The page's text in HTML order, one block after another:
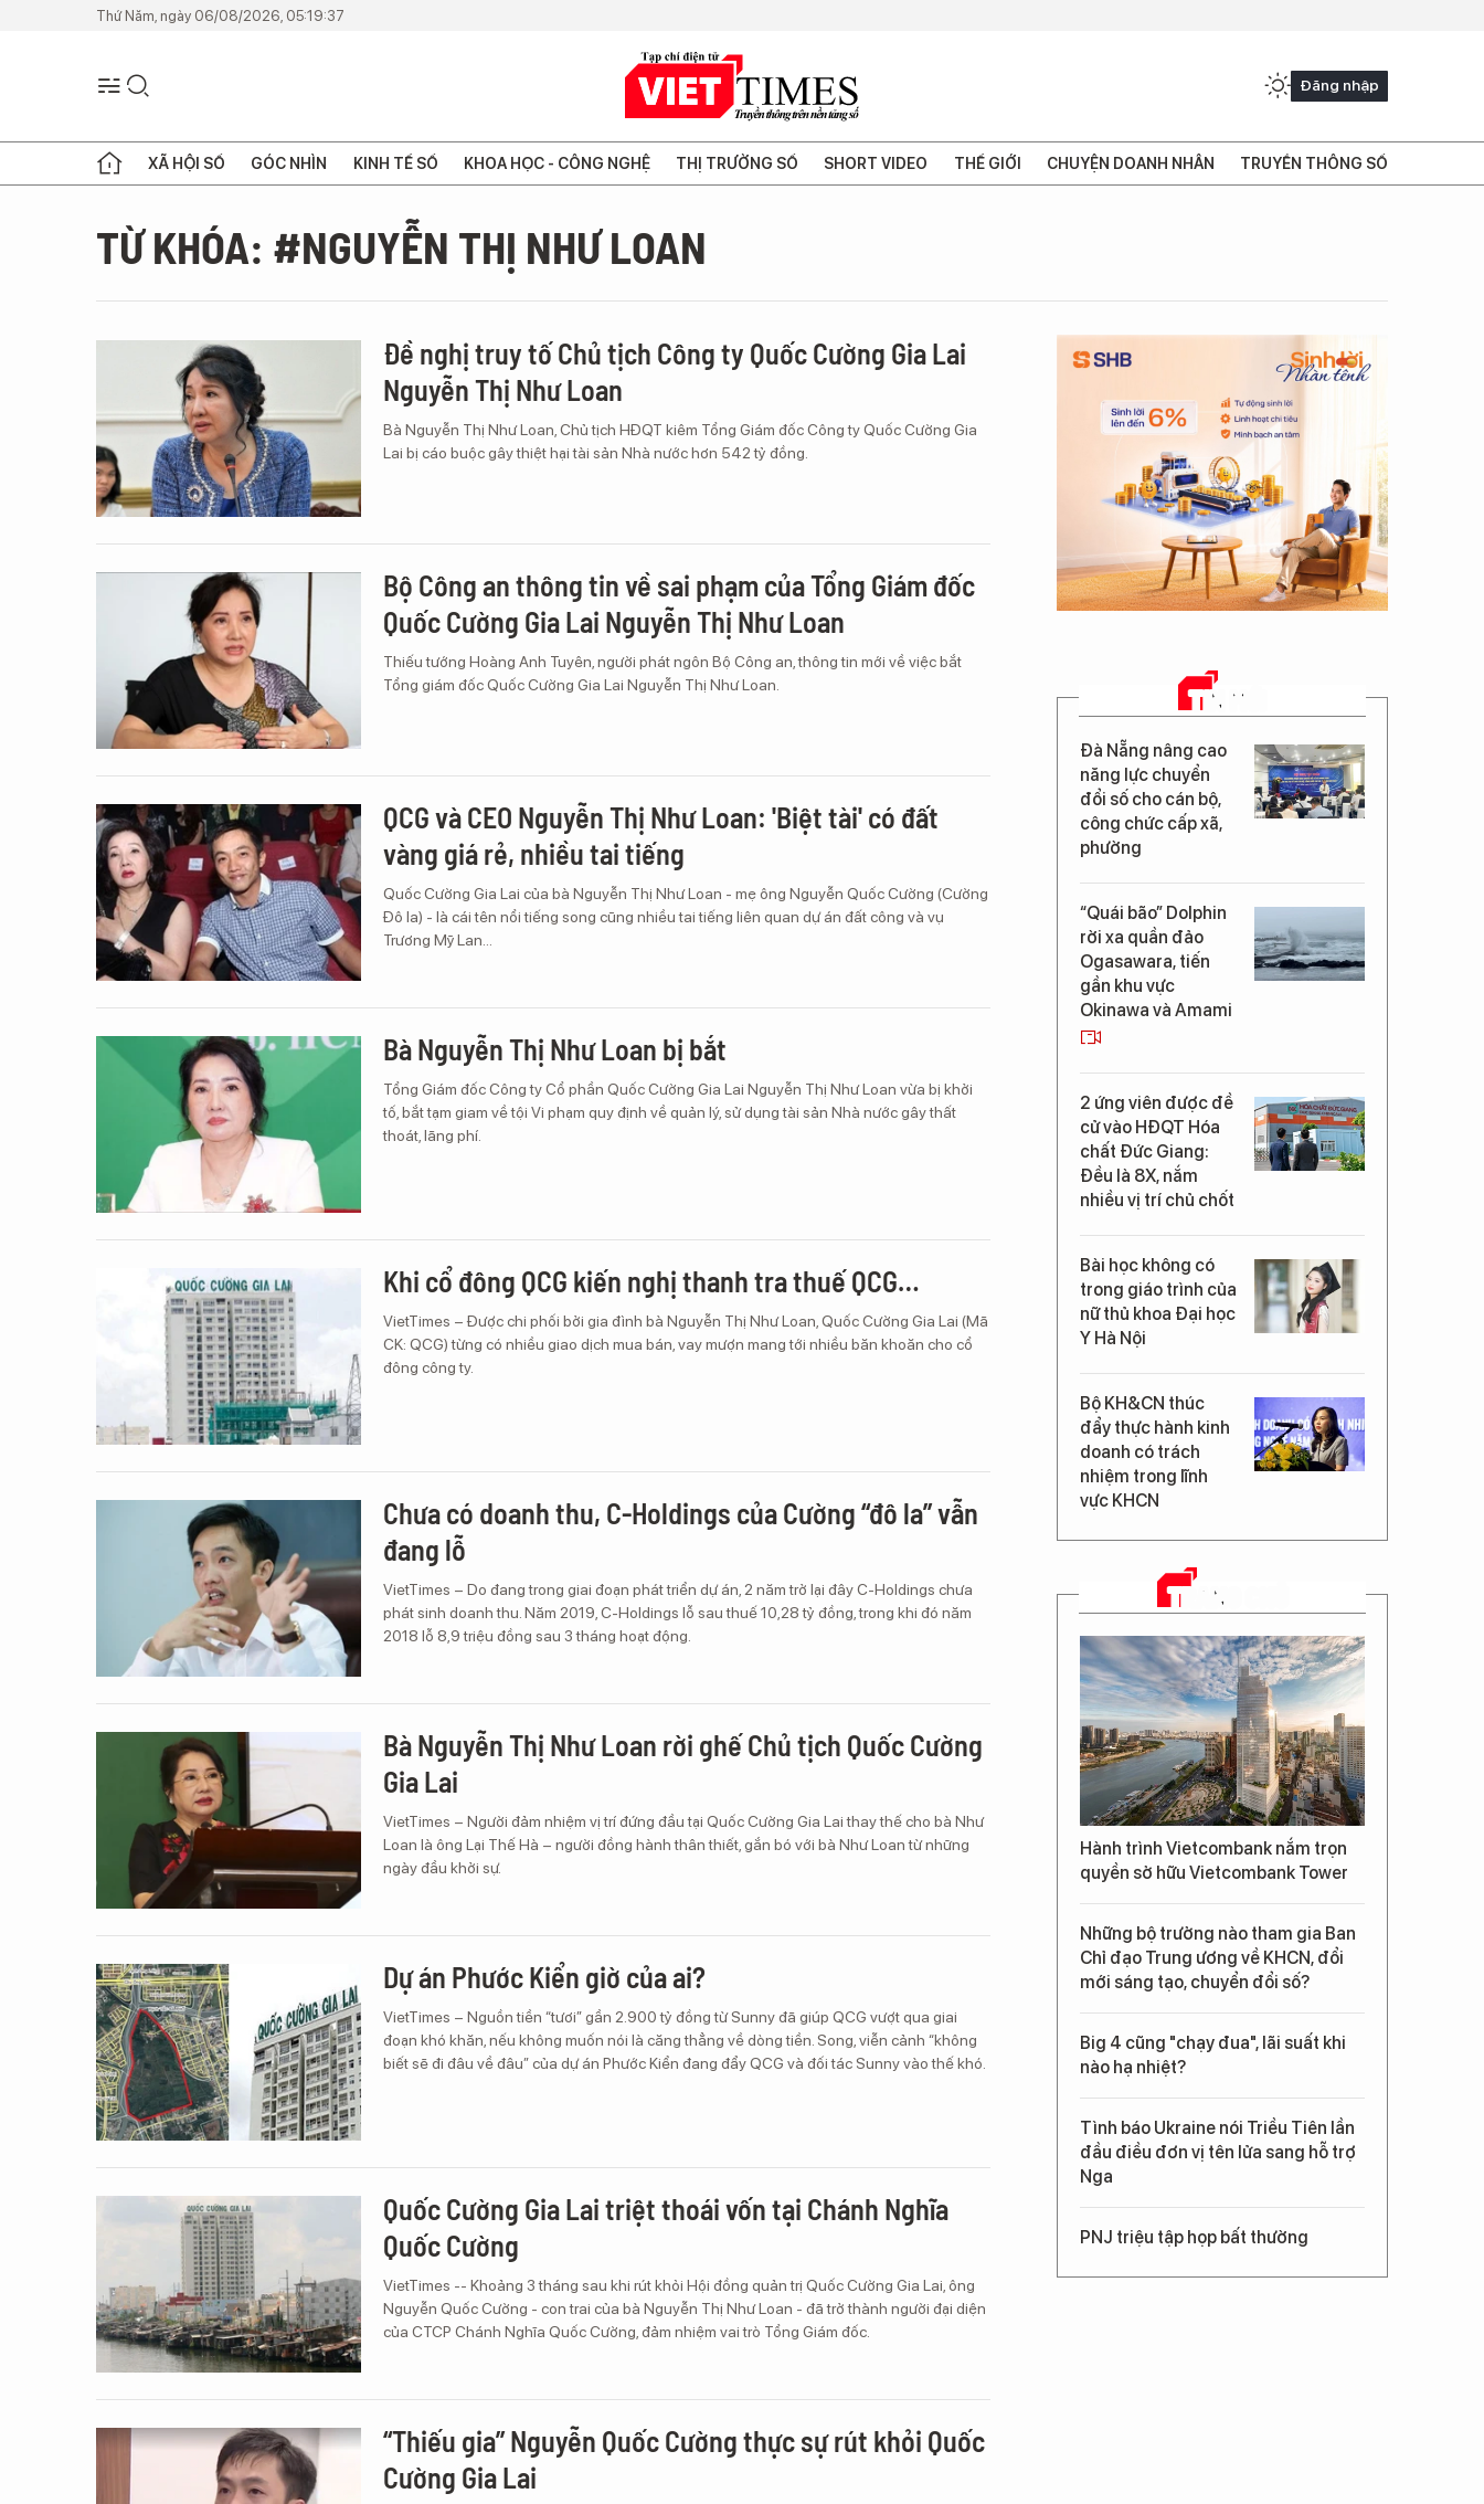
Thứ Năm, ngày 06/08/2026, 05:19:37
Đăng nhập
XÃ HỘI SỐ GÓC NHÌN KINH TẾ SỐ KHOA HỌC - CÔNG NGHỆ THỊ TRƯỜNG SỐ SHORT VIDEO THẾ GIỚI CHUYỆN DOANH NHÂN TRUYỀN THÔNG SỐ
TỪ KHÓA: #NGUYỄN THỊ NHƯ LOAN
Đề nghị truy tố Chủ tịch Công ty Quốc Cường Gia Lai
Nguyễn Thị Như Loan
Bà Nguyễn Thị Như Loan, Chủ tịch HĐQT kiêm Tổng Giám đốc Công ty Quốc Cường Gia
Lai bị cáo buộc gây thiệt hại tài sản Nhà nước hơn 542 tỷ đồng.
Bộ Công an thông tin về sai phạm của Tổng Giám đốc
Quốc Cường Gia Lai Nguyễn Thị Như Loan
Thiếu tướng Hoàng Anh Tuyên, người phát ngôn Bộ Công an, thông tin mới về việc bắt
Tổng giám đốc Quốc Cường Gia Lai Nguyễn Thị Như Loan.
QCG và CEO Nguyễn Thị Như Loan: 'Biệt tài' có đất
vàng giá rẻ, nhiều tai tiếng
Quốc Cường Gia Lai của bà Nguyễn Thị Như Loan - mẹ ông Nguyễn Quốc Cường (Cường
Đô la) - là cái tên nổi tiếng song cũng nhiều tai tiếng liên quan dự án đất công và vụ
Trương Mỹ Lan…
Bà Nguyễn Thị Như Loan bị bắt
Tổng Giám đốc Công ty Cổ phần Quốc Cường Gia Lai Nguyễn Thị Như Loan vừa bị khởi
tố, bắt tạm giam về tội Vi phạm quy định về quản lý, sử dụng tài sản Nhà nước gây thất
thoát, lãng phí.
Khi cổ đông QCG kiến nghị thanh tra thuế QCG…
VietTimes – Được chi phối bởi gia đình bà Nguyễn Thị Như Loan, Quốc Cường Gia Lai (Mã
CK: QCG) từng có nhiều giao dịch mua bán, vay mượn mang tới nhiều băn khoăn cho cổ
đông công ty.
Chưa có doanh thu, C-Holdings của Cường “đô la” vẫn
đang lỗ
VietTimes – Do đang trong giai đoạn phát triển dự án, 2 năm trở lại đây C-Holdings chưa
phát sinh doanh thu. Năm 2019, C-Holdings lỗ sau thuế 10,28 tỷ đồng, trong khi đó năm
2018 lỗ 8,9 triệu đồng sau 3 tháng hoạt động.
Bà Nguyễn Thị Như Loan rời ghế Chủ tịch Quốc Cường
Gia Lai
VietTimes – Người đảm nhiệm vị trí đứng đầu tại Quốc Cường Gia Lai thay thế cho bà Như
Loan là ông Lại Thế Hà – người đồng hành thân thiết, gắn bó với bà Như Loan từ những
ngày đầu khởi sự.
Dự án Phước Kiển giờ của ai?
VietTimes – Nguồn tiền “tươi” gần 2.900 tỷ đồng từ Sunny đã giúp QCG vượt qua giai
đoạn khó khăn, nếu không muốn nói là căng thẳng về dòng tiền. Song, viễn cảnh “không
biết sẽ đi đâu về đâu” của dự án Phước Kiển đang đẩy QCG và đối tác Sunny vào thế khó.
Quốc Cường Gia Lai triệt thoái vốn tại Chánh Nghĩa
Quốc Cường
VietTimes -- Khoảng 3 tháng sau khi rút khỏi Hội đồng quản trị Quốc Cường Gia Lai, ông
Nguyễn Quốc Cường - con trai của bà Nguyễn Thị Như Loan - đã trở thành người đại diện
của CTCP Chánh Nghĩa Quốc Cường, đảm nhiệm vai trò Tổng Giám đốc.
“Thiếu gia” Nguyễn Quốc Cường thực sự rút khỏi Quốc
Cường Gia Lai
TIN MỚI
Đà Nẵng nâng cao
năng lực chuyển
đổi số cho cán bộ,
công chức cấp xã,
phường
“Quái bão” Dolphin
rời xa quần đảo
Ogasawara, tiến
gần khu vực
Okinawa và Amami
2 ứng viên được đề
cử vào HĐQT Hóa
chất Đức Giang:
Đều là 8X, nắm
nhiều vị trí chủ chốt
Bài học không có
trong giáo trình của
nữ thủ khoa Đại học
Y Hà Nội
Bộ KH&CN thúc
đẩy thực hành kinh
doanh có trách
nhiệm trong lĩnh
vực KHCN
TRANG CHỦ
Hành trình Vietcombank nắm trọn
quyền sở hữu Vietcombank Tower
Những bộ trưởng nào tham gia Ban
Chỉ đạo Trung ương về KHCN, đổi
mới sáng tạo, chuyển đổi số?
Big 4 cũng "chạy đua", lãi suất khi
nào hạ nhiệt?
Tình báo Ukraine nói Triều Tiên lần
đầu điều đơn vị tên lửa sang hỗ trợ
Nga
PNJ triệu tập họp bất thường